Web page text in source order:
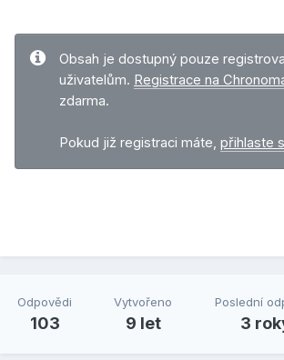
Obsah je dostupný pouze
uživatelům. Registrace na
zdarma.
Pokud již registraci máte, přihlaste
Odpovědi
103
Vytvořeno
9 let
Poslední
3